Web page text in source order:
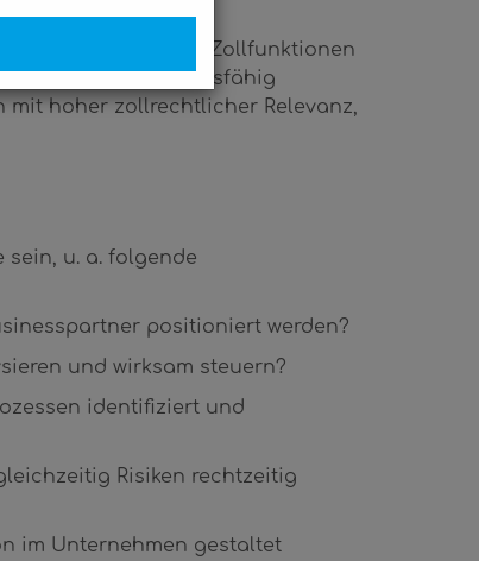
der Umsetzung von Zollfunktionen
und zukunftsfähig
mit hoher zollrechtlicher Relevanz,
sein, u. a. folgende
positioniert werden?
und wirksam steuern?
identifiziert und
Risiken rechtzeitig
im Unternehmen gestaltet